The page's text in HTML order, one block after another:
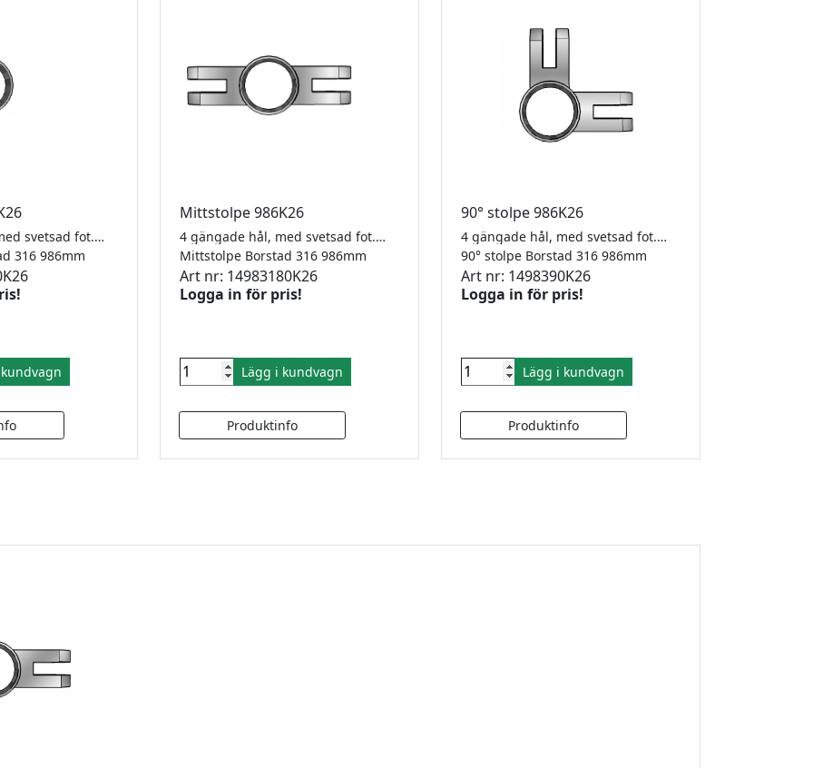
2 gängade hål, med svetsad fot. 42,4 x 2,0mm för klämfäste modell 26
316 986mm
Mittstolpe 986K26
4 gängade hål, med svetsad fot. 42,4 x 2,0mm för klämfäste modell 26.
Mittstolpe Borstad 316 986mm
Art nr: 14983180K26
Logga in för pris!
Lägg i kundvagn
90° stolpe 986K26
4 gängade hål, med svetsad fot. 42,4 x 2,0mm för klämfäste modell 26
90° stolpe Borstad 316 986mm
Art nr: 1498390K26
Logga in för pris!
Lägg i kundvagn